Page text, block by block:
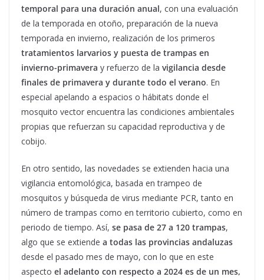
temporal para una duración anual, con una evaluación
de la temporada en otoño, preparación de la nueva
temporada en invierno, realización de los primeros
tratamientos larvarios y puesta de trampas en
invierno-primavera y refuerzo de la vigilancia desde
finales de primavera y durante todo el verano. En
especial apelando a espacios o hábitats donde el
mosquito vector encuentra las condiciones ambientales
propias que refuerzan su capacidad reproductiva y de
cobijo.
En otro sentido, las novedades se extienden hacia una
vigilancia entomológica, basada en trampeo de
mosquitos y búsqueda de virus mediante PCR, tanto en
número de trampas como en territorio cubierto, como en
periodo de tiempo. Así, se pasa de 27 a 120 trampas,
algo que se extiende a todas las provincias andaluzas
desde el pasado mes de mayo, con lo que en este
aspecto el adelanto con respecto a 2024 es de un mes,